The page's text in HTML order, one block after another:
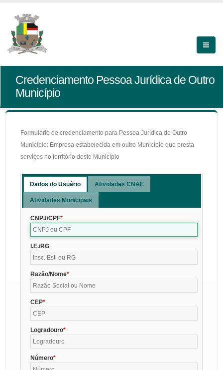
Credenciamento Pessoa Jurídica de Outro
Município
Formulário de credenciamento para Pessoa Jurídica de Outro
Município: Empresa estabelecida em outro Município que presta
serviços no território deste Município
Dados do Usuário Atividades CNAE
Atividades Municipais
CNPJ/CPF
I.E./RG
Razão/Nome
CEP
Logradouro
Número